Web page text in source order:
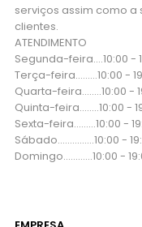
serviços assim como
clientes.
ATENDIMENTO
Segunda-feira....10:00 -
Terça-feira....…..10:00 -
Quarta-feira...…..10:00 -
Quinta-feira..…...10:00 -
Sexta-feira...…...10:00 -
Sábado..….….…..10:00 -
Domingo..….…...10:00 -